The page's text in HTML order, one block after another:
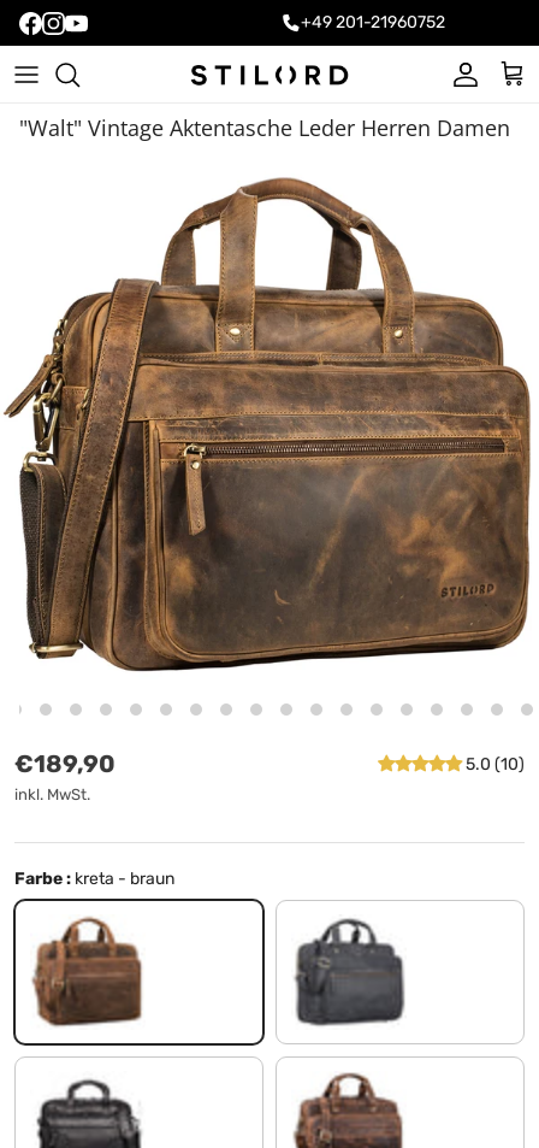
+49 201-21960752
Konto
"Walt" Vintage Aktentasche Leder Herren Damen
Normaler Preis
€189,90
inkl. MwSt.
5.0 (10)
Farbe : kreta - braun
kreta - braun carbon - grau
schwarz zamora - braun